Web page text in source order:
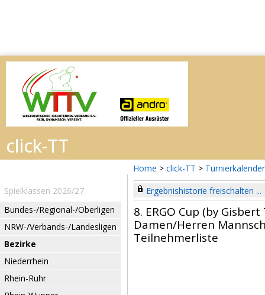
Home > click-TT > Turnierkalender
Spielklassen 2026/27
Bundes-/Regional-/Oberligen
NRW-/Verbands-/Landesligen
Bezirke
Niederrhein
Rhein-Ruhr
Ergebnishistorie freischalten ...
8. ERGO Cup (by Gisbert
Damen/Herren
Teilnehmerliste